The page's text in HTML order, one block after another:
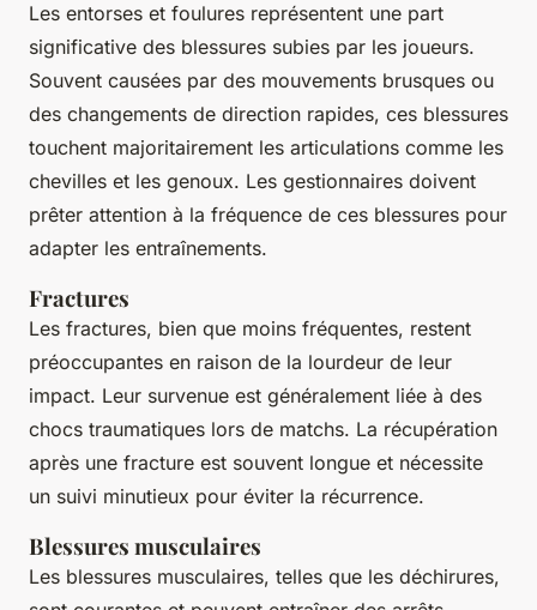
Les entorses et foulures représentent une part
significative des blessures subies par les joueurs.
Souvent causées par des mouvements brusques ou
des changements de direction rapides, ces blessures
touchent majoritairement les articulations comme les
chevilles et les genoux. Les gestionnaires doivent
prêter attention à la fréquence de ces blessures pour
adapter les entraînements.
Fractures
Les fractures, bien que moins fréquentes, restent
préoccupantes en raison de la lourdeur de leur
impact. Leur survenue est généralement liée à des
chocs traumatiques lors de matchs. La récupération
après une fracture est souvent longue et nécessite
un suivi minutieux pour éviter la récurrence.
Blessures musculaires
Les blessures musculaires, telles que les déchirures,